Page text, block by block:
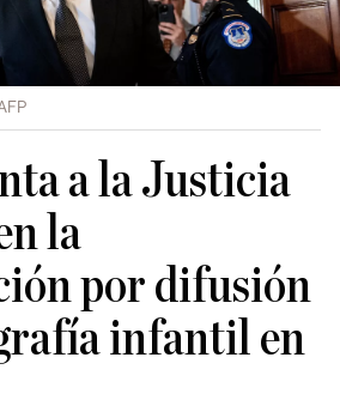
a la Justicia
la
por difusión
infantil en